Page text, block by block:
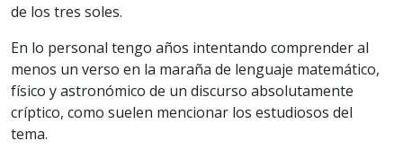
de los tres soles.
En lo personal tengo años intentando comprender al
menos un verso en la maraña de lenguaje matemático,
físico y astronómico de un discurso absolutamente
críptico, como suelen mencionar los estudiosos del
tema.